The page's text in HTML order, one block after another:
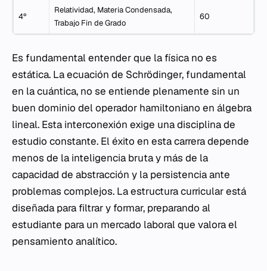
4º
Relatividad, Materia Condensada,
Trabajo Fin de Grado
60
Es fundamental entender que la física no es
estática. La ecuación de Schrödinger, fundamental
en la cuántica, no se entiende plenamente sin un
buen dominio del operador hamiltoniano en álgebra
lineal. Esta interconexión exige una disciplina de
estudio constante. El éxito en esta carrera depende
menos de la inteligencia bruta y más de la
capacidad de abstracción y la persistencia ante
problemas complejos. La estructura curricular está
diseñada para filtrar y formar, preparando al
estudiante para un mercado laboral que valora el
pensamiento analítico.